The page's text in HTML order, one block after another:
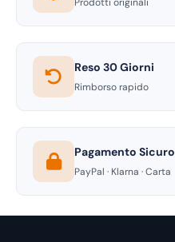
Reso 30 Giorni
Rimborso rapido
Pagamento Sicuro
PayPal · Klarna · Carta